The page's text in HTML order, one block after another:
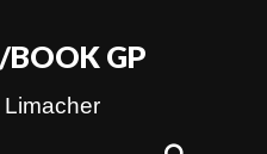
BOOK GP